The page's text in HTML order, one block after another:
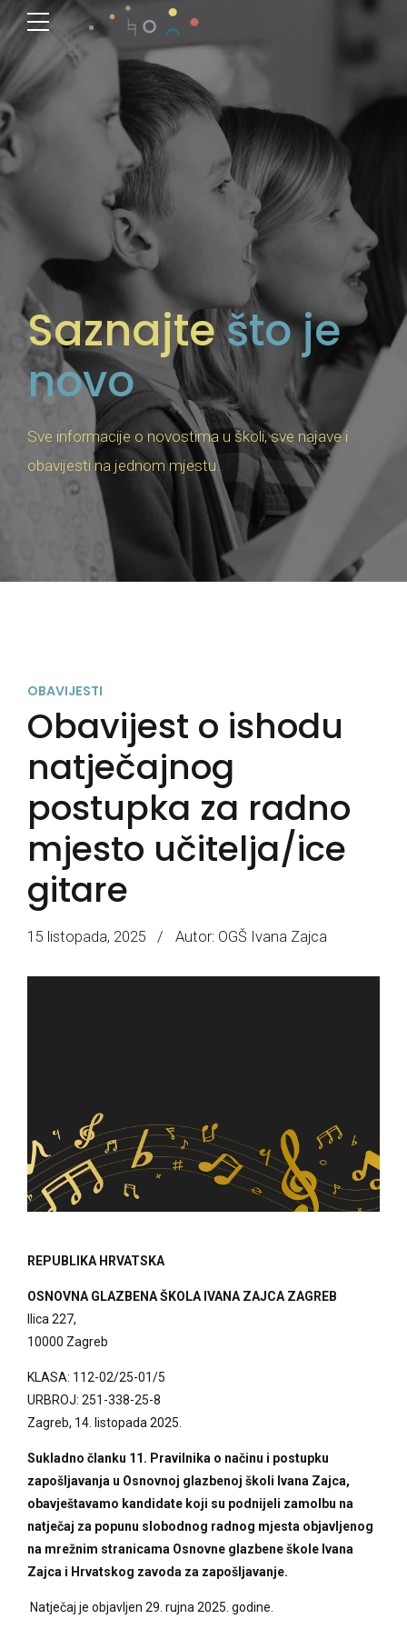
Saznajtešto je
novo
Sve informacije o novostima u školi, sve najave i
obavijesti na jednom mjestu.
OBAVIJESTI
Obavijest o ishodu
natječajnog
postupka za radno
mjesto učitelja/ice
gitare
15 listopada, 2025 Autor: OGŠ Ivana Zajca
REPUBLIKA HRVATSKA
OSNOVNA GLAZBENA ŠKOLA IVANA ZAJCA ZAGREB
Ilica 227,
10000 Zagreb
KLASA: 112-02/25-01/5
URBROJ: 251-338-25-8
Zagreb, 14. listopada 2025.
Sukladno članku 11. Pravilnika o načinu i postupku
zapošljavanja u Osnovnoj glazbenoj školi Ivana Zajca,
obavještavamo kandidate koji su podnijeli zamolbu na
natječaj za popunu slobodnog radnog mjesta objavljenog
na mrežnim stranicama Osnovne glazbene škole Ivana
Zajca i Hrvatskog zavoda za zapošljavanje.
Natječaj je objavljen 29. rujna 2025. godine.